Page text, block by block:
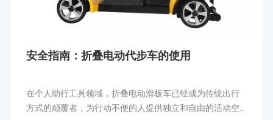
安全指南：折叠电动代步车的使用
在个人助行工具领域，折叠电动滑板车已经成为传统出行
方式的颠覆者，为行动不便的人提供独立和自由的活动空